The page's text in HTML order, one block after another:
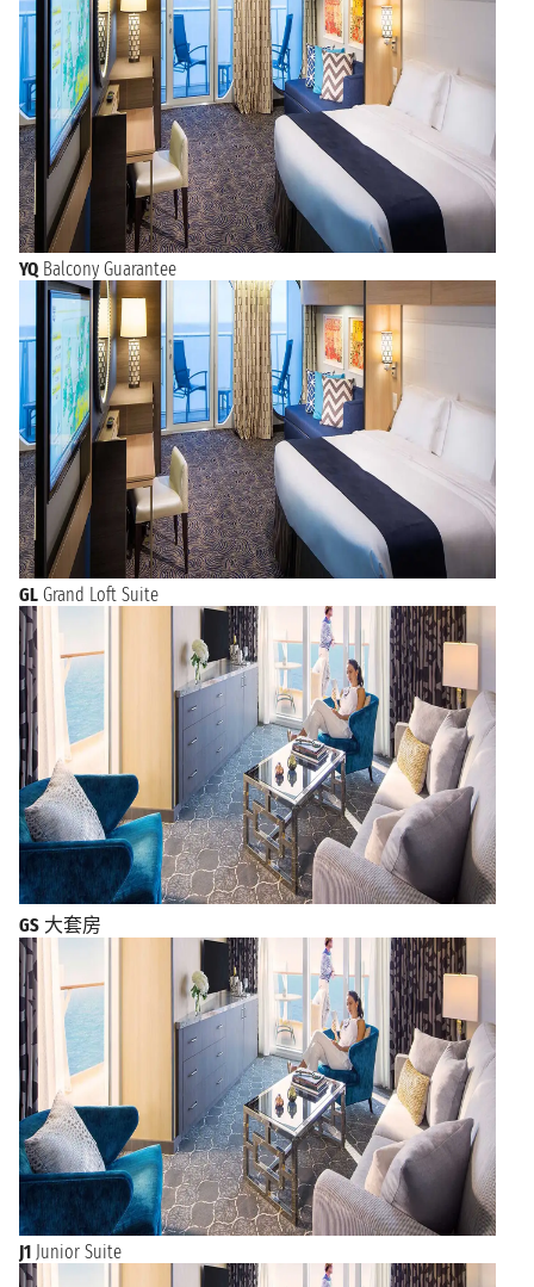
YQ Balcony Guarantee
GL Grand Loft Suite
GS 大套房
J1 Junior Suite